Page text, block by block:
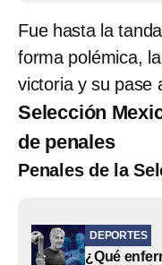
Fue hasta la
forma polémica,
victoria y su pase
Selección
de penales
Penales de la
DEPORTES
¿Qué